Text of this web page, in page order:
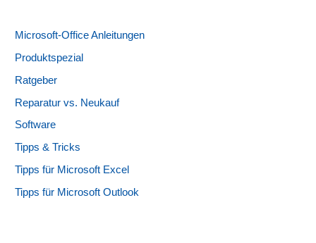
Microsoft-Office Anleitungen
Produktspezial
Ratgeber
Reparatur vs. Neukauf
Software
Tipps & Tricks
Tipps für Microsoft Excel
Tipps für Microsoft Outlook